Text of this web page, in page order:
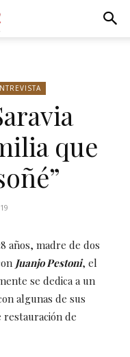
que
años, madre de dos
Juanjo Pestoni, el
se dedica a un
algunas de sus
restauración de